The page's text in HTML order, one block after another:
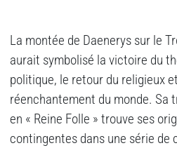
La montée de Daenerys sur le
aurait symbolisé la victoire du
politique, le retour du religieux
réenchantement du monde. Sa
en « Reine Folle » trouve ses
contingentes dans une série de